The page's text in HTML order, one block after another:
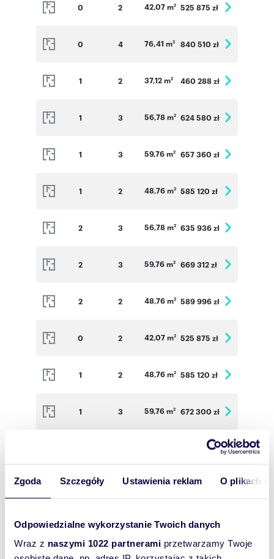
Zgoda Szczegóły Ustawienia reklam O plikach
Odpowiedzialne wykorzystanie Twoich danych
Wraz z naszymi 1022 partnerami przetwarzamy Twoje
0 2 42,07 m2 525 875 zł
0 4 76,41 m2 840 510 zł
1 2 37,12 m2 460 288 zł
1 3 56,78 m2 624 580 zł
1 3 59,76 m2 657 360 zł
1 2 48,76 m2 585 120 zł
2 3 56,78 m2 635 936 zł
2 3 59,76 m2 669 312 zł
2 2 48,76 m2 589 996 zł
0 2 42,07 m2 525 875 zł
1 2 48,76 m2 585 120 zł
1 3 59,76 m2 672 300 zł
639 000 zł
1 37,31 m 475 703 zł
2 2 48,76 m 589 996 zł
2